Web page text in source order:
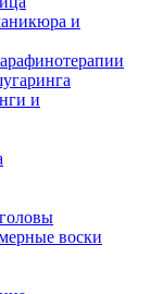
и
и
воски